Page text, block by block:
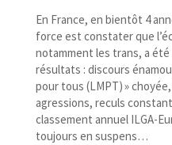
En France, en bientôt 4
force est constater que
notamment les trans, a
résultats : discours
pour tous (LMPT) »
agressions, reculs
classement annuel ILGA-​
toujours en suspens…